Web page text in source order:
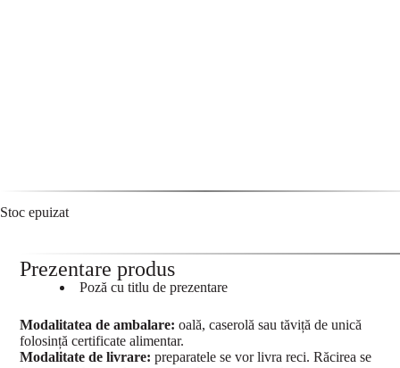
Stoc epuizat
Prezentare produs
Poză cu titlu de prezentare
Modalitatea de ambalare: oală, caserolă sau tăviță de unică
folosință certificate alimentar.
Modalitate de livrare: preparatele se vor livra reci. Răcirea se